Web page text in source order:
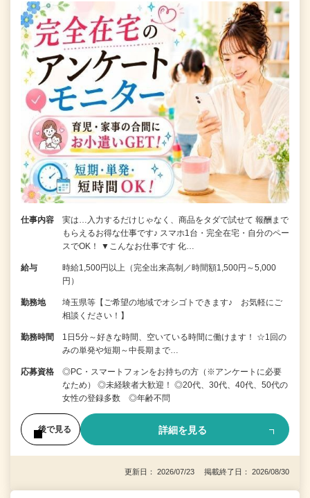
仕事内容
実は…入力するだけじゃなく、商品をタダで試せて 報酬まで
もらえるお得な仕事です♪ スマホ1台・完全在宅・自分のペー
スでOK！ ▼こんなお仕事です 化…
給与
時給1,500円以上（完全出来高制／時間額1,500円～5,000
円）
勤務地
埼玉県等【ご希望の地域でオシゴトできます♪ お気軽にご
相談ください！】
勤務時間
1日5分～好きな時間、空いている時間に働けます！ ☆1回の
みの単発や短期～中長期まで…
応募資格
◎PC・スマートフォンをお持ちの方（※アンケートに必要
なため） ◎未経験者大歓迎！ ◎20代、30代、40代、50代の
女性の登録多数 ◎年齢不問
後で見る 詳細を見る
更新日： 2026/07/23 掲載終了日： 2026/08/30